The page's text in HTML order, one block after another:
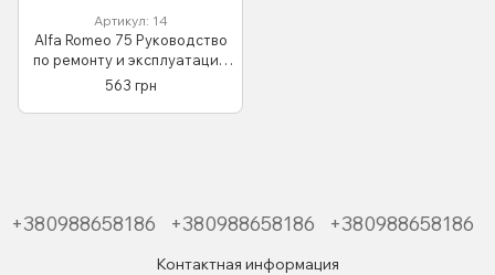
Артикул: 14
Alfa Romeo 75 Руководство
по ремонту и эксплуатации
+ электросхемы с 87
Бензиновые двигатели
563 грн
+380988658186 +380988658186 +380988658186
Контактная информация